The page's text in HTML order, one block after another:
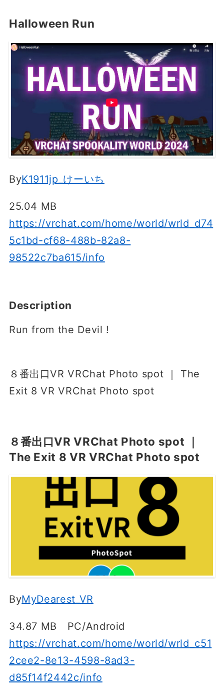
Halloween Run
ByK1911jp_けーいち
25.04 MB
https://vrchat.com/home/world/wrld_d74
5c1bd-cf68-488b-82a8-
98522c7ba615/info
Description
Run from the Devil ǃ
８番出口VR VRChat Photo spot ｜ The
Exit 8 VR VRChat Photo spot
８番出口VR VRChat Photo spot ｜
The Exit 8 VR VRChat Photo spot
ByMyDearest_VR
34.87 MB PC/Android
https://vrchat.com/home/world/wrld_c51
2cee2-8e13-4598-8ad3-
d85f14f2442c/info